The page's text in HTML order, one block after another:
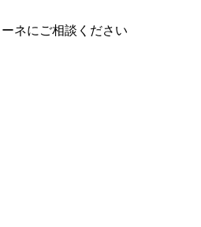
ネにご相談ください